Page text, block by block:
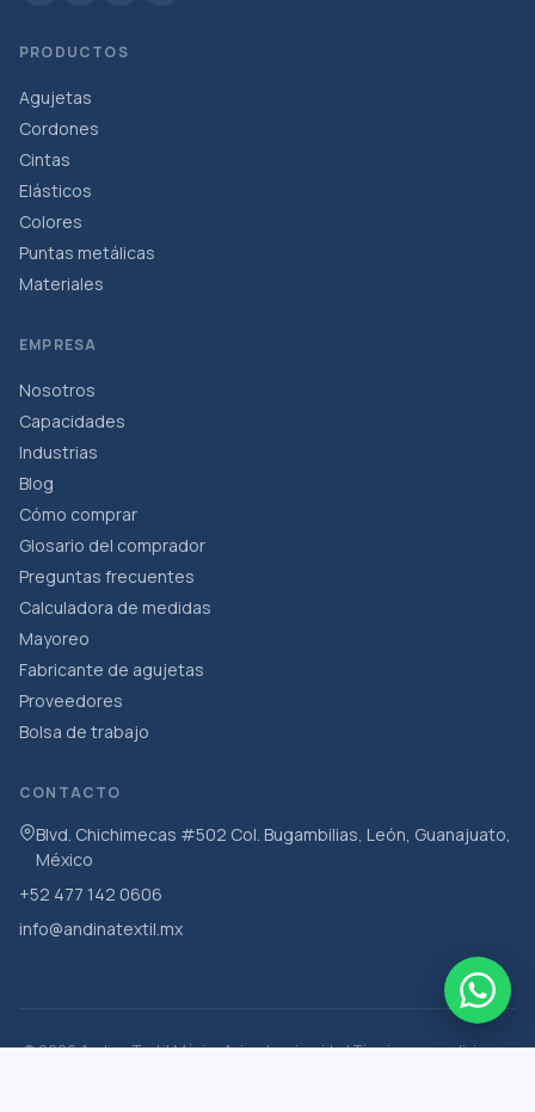
PRODUCTOS
Agujetas
Cordones
Cintas
Elásticos
Colores
Puntas metálicas
Materiales
EMPRESA
Nosotros
Capacidades
Industrias
Blog
Cómo comprar
Glosario del comprador
Preguntas frecuentes
Calculadora de medidas
Mayoreo
Fabricante de agujetas
Proveedores
Bolsa de trabajo
CONTACTO
Blvd. Chichimecas #502 Col. Bugambilias, León, Guanajuato,
México
+52 477 142 0606
info@andinatextil.mx
© 2026 Andina Textil México·Aviso de privacidad·Términos y condiciones·